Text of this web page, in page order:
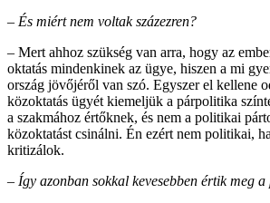
– És miért nem voltak százezren?
– Mert ahhoz szükség van arra, hogy az
oktatás mindenkinek az ügye, hiszen a mi
ország jövőjéről van szó. Egyszer el kellene
közoktatás ügyét kiemeljük a párpolitika
a szakmához értőknek, és nem a politikai
közoktatást csinálni. Én ezért nem politikai,
kritizálok.
– Így azonban sokkal kevesebben értik meg a